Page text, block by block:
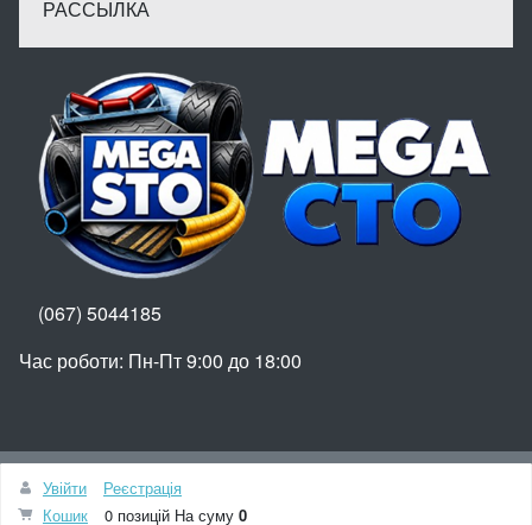
РАССЫЛКА
(067) 5044185
Час роботи: Пн-Пт 9:00 до 18:00
Увійти
Реєстрація
Кошик
0 позицій На суму 0